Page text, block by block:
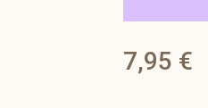
Regulärer
7,95 €